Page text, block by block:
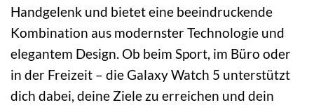
Handgelenk und bietet eine beeindruckende
Kombination aus modernster Technologie und
elegantem Design. Ob beim Sport, im Büro oder
in der Freizeit – die Galaxy Watch 5 unterstützt
dich dabei, deine Ziele zu erreichen und dein